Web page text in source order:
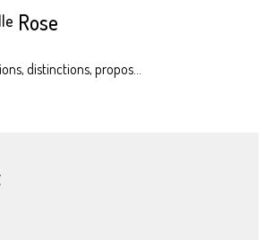
Rose
distinctions, propos…